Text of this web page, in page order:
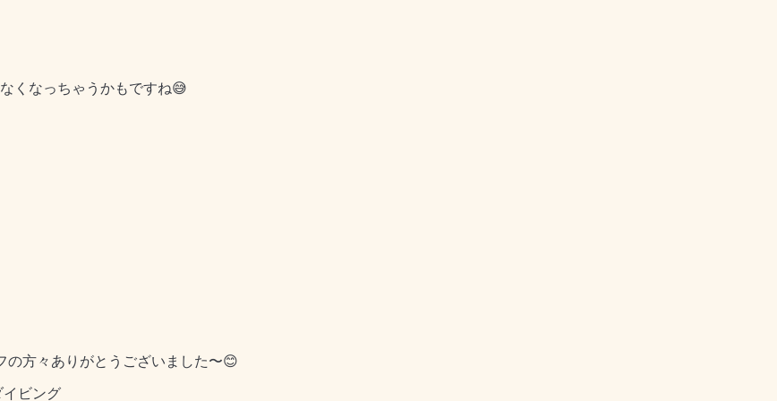
くなっちゃうかもですね😅
の方々ありがとうございました〜😊
ビング